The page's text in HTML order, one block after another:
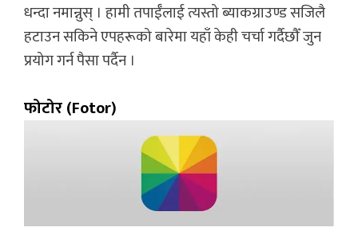
धन्दा नमान्नुस् । हामी तपाईँलाई त्यस्तो ब्याकग्राउण्ड सजिलै
हटाउन सकिने एपहरूको बारेमा यहाँ केही चर्चा गर्दैछौँ जुन
प्रयोग गर्न पैसा पर्दैन ।
फोटोर (Fotor)